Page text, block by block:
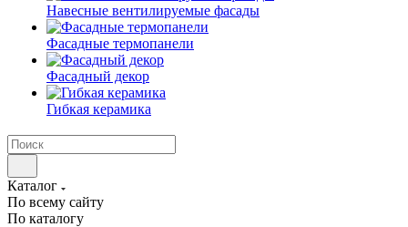
Навесные вентилируемые фасады
Фасадные термопанели
Фасадный декор
Гибкая керамика
Каталог
По всему сайту
По каталогу